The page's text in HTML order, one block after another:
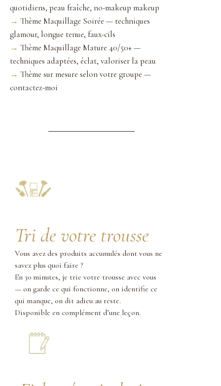
quotidiens, peau fraîche, no-makeup makeup
→ Thème Maquillage Soirée — techniques
glamour, longue tenue, faux-cils
→ Thème Maquillage Mature 40/50+ —
techniques adaptées, éclat, valoriser la peau
→ Thème sur mesure selon votre groupe —
contactez-moi
Tri de votre trousse
Vous avez des produits accumulés dont vous ne
savez plus quoi faire ?
En 30 minutes, je trie votre trousse avec vous
— on garde ce qui fonctionne, on identifie ce
qui manque, on dit adieu au reste.
Disponible en complément d’une leçon.